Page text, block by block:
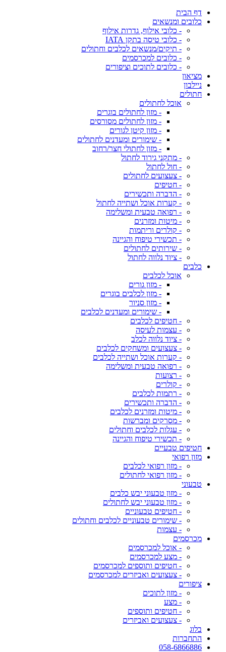
דף הבית
כלובים ומנשאים
- כלובי אילוף, גדרות אילוף
- כלובי טיסה בתקן IATA
- תיקים/מנשאים לכלבים וחתולים
- כלובים למכרסמים
- כלובים לתוכים וציפורים
מציאון
ניילבון
חתולים
אוכל לחתולים
- מזון לחתולים בוגרים
- מזון לחתולים מסורסים
- מזון קיטן לגורים
- שימורים ומעדנים לחתולים
- מזון לחתולי חצר/רחוב
- מתקני גירוד לחתול
- חול לחתול
- צעצועים לחתולים
- חטיפים
- הדברה ותכשירים
- קערות אוכל ושתייה לחתול
- רפואה טבעית ומשלימה
- מיטות ומזרנים
- קולרים וריתמות
- תכשירי טיפוח והגיינה
- שירותים לחתולים
- ציוד נלווה לחתול
כלבים
אוכל לכלבים
- מזון גורים
- מזון לכלבים בוגרים
- מזון סניור
- שימורים ומעדנים לכלבים
- חטיפים לכלבים
- עצמות לעיסה
- ציוד נלווה לכלב
- צעצועים ומשחקים לכלבים
- קערות אוכל ושתייה לכלבים
- רפואה טבעית ומשלימה
- רצועות
- קולרים
- רתמות לכלבים
- הדברה ותכשירים
- מיטות ומזרנים לכלבים
- מסרקים ומברשות
- עגלות לכלבים וחתולים
- תכשירי טיפוח והגיינה
חטיפים טבעיים
מזון רפואי
- מזון רפואי לכלבים
- מזון רפואי לחתולים
טבעוני
- מזון טבעוני יבש כלבים
- מזון טבעוני יבש לחתולים
- חטיפים טבעוניים
- שימורים טבעוניים לכלבים וחתולים
- עצמות
מכרסמים
- אוכל למכרסמים
- מצע למכרסמים
- חטיפים ותוספים למכרסמים
- צעצועים ואביזרים למכרסמים
ציפורים
- מזון לתוכים
- מצע
- חטיפים ותוספים
- צעצועים ואביזרים
בלוג
התחברות
058-6866886